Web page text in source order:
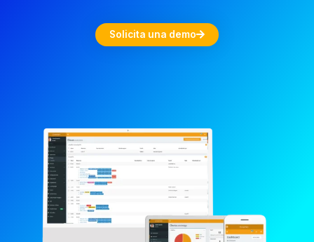
Solicita una demo